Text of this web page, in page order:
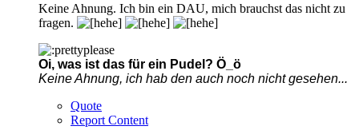
Keine Ahnung. Ich bin ein DAU, mich brauchst das nicht zu
fragen.
Oi, was ist das für ein Pudel? Ö_ö
Keine Ahnung, ich hab den auch noch nicht gesehen...
Quote
Report Content